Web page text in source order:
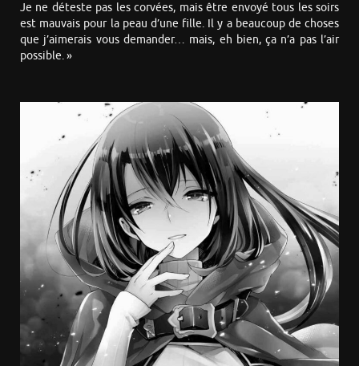
Je ne déteste pas les corvées, mais être envoyé tous les soirs
est mauvais pour la peau d’une fille. Il y a beaucoup de choses
que j’aimerais vous demander… mais, eh bien, ça n’a pas l’air
possible. »